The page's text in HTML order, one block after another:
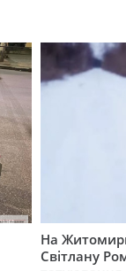
На
Світлану